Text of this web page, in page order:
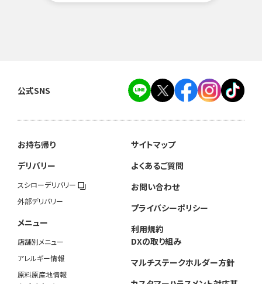
公式SNS
お持ち帰り
デリバリー
スシローデリバリー
外部デリバリー
メニュー
店舗別メニュー
アレルギー情報
原料原産地情報
サイトマップ
よくあるご質問
お問い合わせ
プライバシーポリシー
利用規約
DXの取り組み
マルチステークホルダー方針